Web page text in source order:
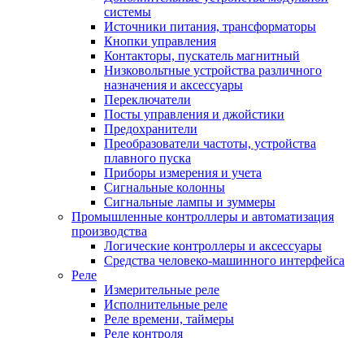
системы
Источники питания, трансформаторы
Кнопки управления
Контакторы, пускатель магнитный
Низковольтные устройства различного
назначения и аксессуары
Переключатели
Посты управления и джойстики
Предохранители
Преобразователи частоты, устройства
плавного пуска
Приборы измерения и учета
Сигнальные колонны
Сигнальные лампы и зуммеры
Промышленные контроллеры и автоматизация
производства
Логические контроллеры и аксессуары
Средства человеко-машинного интерфейса
Реле
Измерительные реле
Исполнительные реле
Реле времени, таймеры
Реле контроля